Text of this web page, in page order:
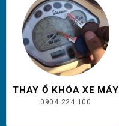
THAY Ổ KHÓA XE MÁY
0904.224.100